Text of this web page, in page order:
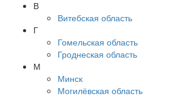
В
Витебская область
Г
Гомельская область
Гроднеская область
М
Минск
Могилёвская область